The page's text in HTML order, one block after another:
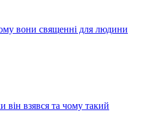
вони священні для людини
він взявся та чому такий